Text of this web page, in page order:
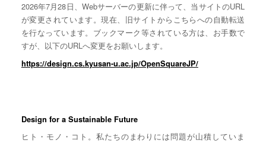
2026年7月28日、Webサーバーの更新に伴って、当サイトのURL
が変更されています。現在、旧サイトからこちらへの自動転送
を行なっています。ブックマーク等されている方は、お手数で
すが、以下のURLへ変更をお願いします。
https://design.cs.kyusan-u.ac.jp/OpenSquareJP/
Design for a Sustainable Future
ヒト・モノ・コト。私たちのまわりには問題が山積していま